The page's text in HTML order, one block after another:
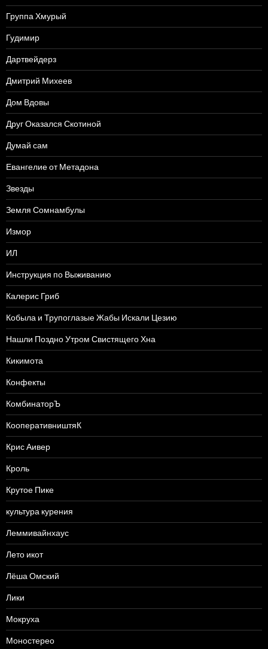
Группа Хмурый
Гудимир
Дартвейдерз
Дмитрий Михеев
Дом Вдовы
Друг Оказался Скотиной
Думай сам
Евангелие от Метадона
Звезды
Земля Сомнамбулы
Измор
ИЛ
Инструкция по Выживанию
Калерис Гриб
Кобыла и Трупоглазые Жабы Искали Цезию
Нашли Поздно Утром Свистящего Хна
Кикимота
Конфекты
КомбинаторЪ
КооперативништяК
Крис Аивер
Кроль
Крутое Пике
культура курения
Леммивайнхаус
Лето икот
Лёша Омский
Лики
Мокруха
Моностерео